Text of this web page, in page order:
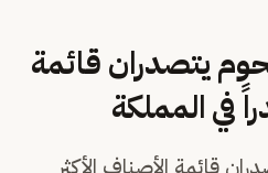
يتصدران قائمة
في المملكة
قائمة الأصناف الأكثر